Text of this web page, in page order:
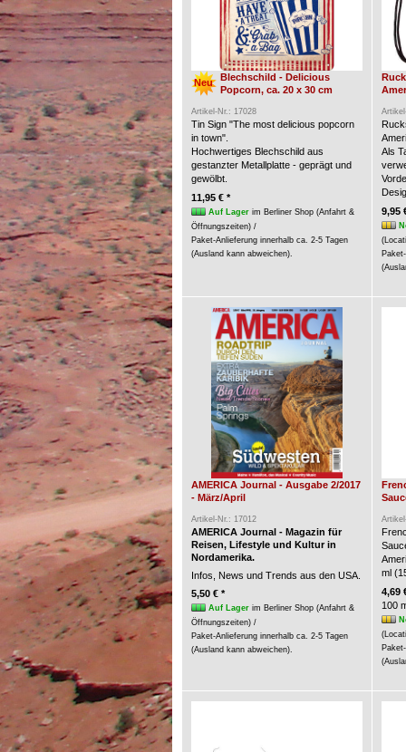
Neu
Blechschild - Delicious
Popcorn, ca. 20 x 30 cm
Artikel-Nr.: 17028
Tin Sign "The most delicious popcorn
in town".
Hochwertiges Blechschild aus
gestanzter Metallplatte - geprägt und
gewölbt.
11,95 € *
Auf Lagerim Berliner Shop (Anfahrt &
Öffnungszeiten) /
Paket-Anlieferung innerhalb ca. 2-5 Tagen
(Ausland kann abweichen).
Als
9,95
AMERICA Journal - Ausgabe 2/2017
- März/April
Artikel-Nr.: 17012
AMERICA Journal - Magazin für
Reisen, Lifestyle und Kultur in
Nordamerika.
Infos, News und Trends aus den USA.
5,50 € *
Auf Lagerim Berliner Shop (Anfahrt &
Öffnungszeiten) /
Paket-Anlieferung innerhalb ca. 2-5 Tagen
(Ausland kann abweichen).
ml
4,69
100